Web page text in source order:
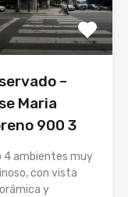
–
Maria
900 3
4 ambientes muy
con vista
y